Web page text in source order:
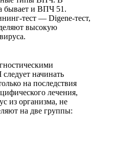
бывает и ВПЧ 51.
тест — Digene-тест,
высокую
начинать
на последствия
лечения,
из организма, не
на две группы: